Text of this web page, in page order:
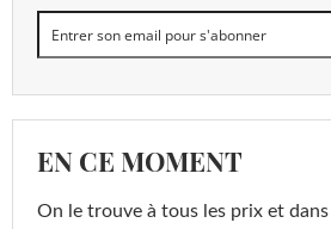
EN CE MOMENT
On le trouve à tous les prix et